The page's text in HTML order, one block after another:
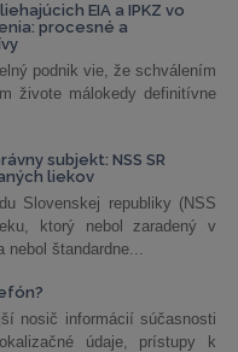
EIA a IPKZ vo
procesné a
podnik vie, že schválením
živote málokedy definitívne
subjekt: NSS SR
liekov
Slovenskej republiky (NSS
ktorý nebol zaradený v
nebol štandardne...
nosič informácií súčasnosti
údaje, prístupy k